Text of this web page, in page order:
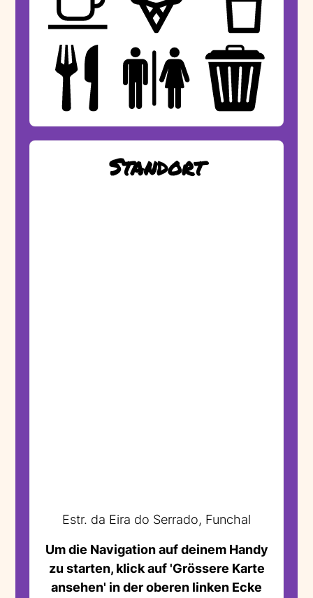
Standort
Estr. da Eira do Serrado, Funchal
Um die Navigation auf deinem Handy
zu starten, klick auf 'Grössere Karte
ansehen' in der oberen linken Ecke